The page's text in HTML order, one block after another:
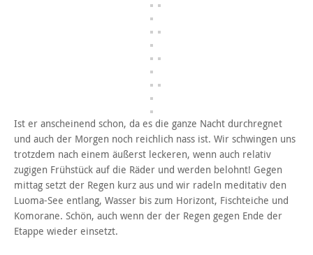
Ist er anscheinend schon, da es die ganze Nacht durchregnet
und auch der Morgen noch reichlich nass ist. Wir schwingen uns
trotzdem nach einem äußerst leckeren, wenn auch relativ
zugigen Frühstück auf die Räder und werden belohnt! Gegen
mittag setzt der Regen kurz aus und wir radeln meditativ den
Luoma-See entlang, Wasser bis zum Horizont, Fischteiche und
Komorane. Schön, auch wenn der der Regen gegen Ende der
Etappe wieder einsetzt.